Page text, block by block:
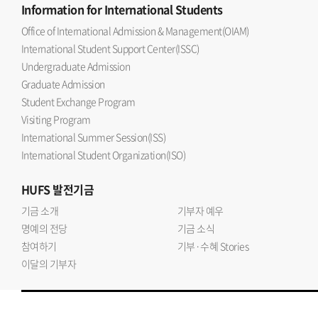
Informationfor International Students
Office of International Admission & Management(OIAM)
International Student Support Center(ISSC)
Undergraduate Admission
Graduate Admission
Student Exchange Program
Visiting Program
International Summer Session(ISS)
International Student Organization(ISO)
HUFS발전기금
기금 소개
기부자 예우
명예의 전당
기금 소식
참여하기
기부·수혜 Stories
이달의 기부자